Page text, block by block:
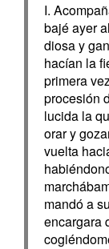
I.
bajé ayer
diosa y
hacían la
primera
procesión
lucida la
orar y
vuelta
mandó a
encargara